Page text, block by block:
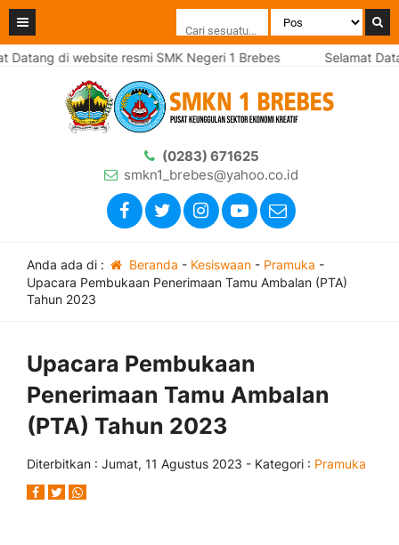
di website resmi SMK Negeri 1 Brebes Selamat Datang
(0283) 671625
smkn1_brebes@yahoo.co.id
Anda ada di : Beranda - Kesiswaan- Pramuka -
Upacara Pembukaan Penerimaan Tamu Ambalan (PTA)
Tahun 2023
Upacara Pembukaan
Penerimaan Tamu Ambalan
(PTA) Tahun 2023
Diterbitkan : Jumat, 11 Agustus 2023 - Kategori : Pramuka